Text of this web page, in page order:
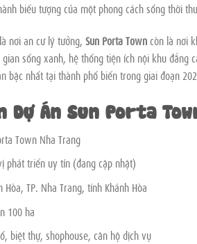
biểu tượng của một phong cách sống thời
nơi an cư lý tưởng, Sun Porta Towncòn là nơi
sống xanh, hệ thống tiện ích nội khu
bậc nhất tại thành phố biển trong giai đoạn
Dự Án Sun Porta
Town Nha Trang
phát triển uy tín (đang cập nhật)
TP. Nha Trang, tỉnh Khánh Hòa
100 ha
biệt thự, shophouse, căn hộ dịch vụ